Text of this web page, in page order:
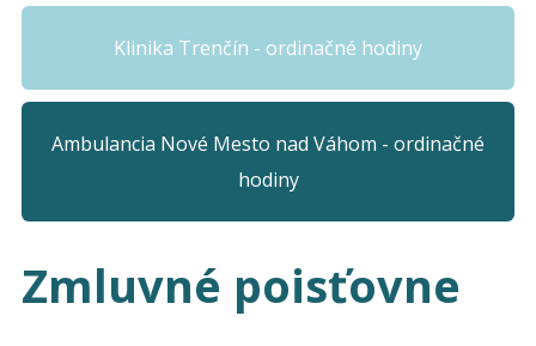
Klinika Trenčín - ordinačné hodiny
Ambulancia Nové Mesto nad Váhom - ordinačné
hodiny
Zmluvné poisťovne